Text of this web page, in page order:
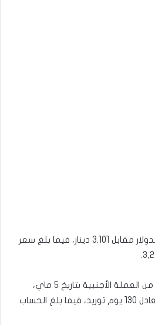
وكشفت الأرقام عن تداول الدولار مقابل 3.101 دينار، فيما بلغ سعر
وبلغت الموجودات الصافية من العملة الأجنبية بتاريخ 5 ماي،
24294 مليون دينار أي ما يعادل 130 يوم توريد، فيما بلغ الحساب